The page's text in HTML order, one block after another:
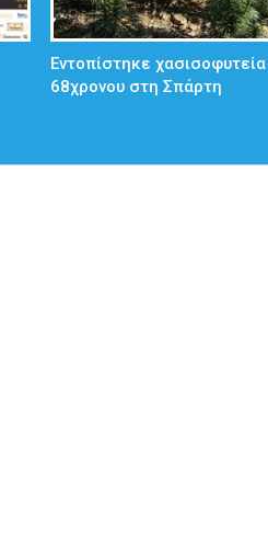
Εντοπίστηκε χασισοφυτεία
68χρονου στη Σπάρτη